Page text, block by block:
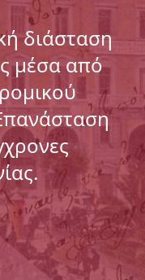
διάσταση
μέσα από